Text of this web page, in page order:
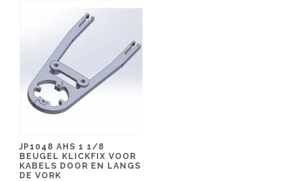
JP1048 AHS 1 1/8
BEUGEL KLICKFIX VOOR
KABELS DOOR EN LANGS
DE VORK